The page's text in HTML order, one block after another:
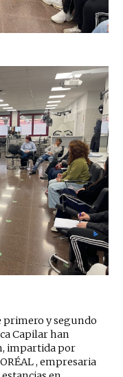
primero y segundo
Capilar han
impartida por
, empresaria